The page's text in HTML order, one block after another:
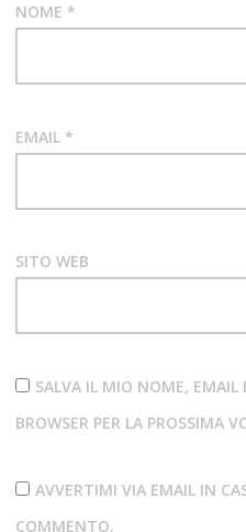
NOME *
EMAIL *
SITO WEB
SALVA IL MIO NOME, EMAIL
BROWSER PER LA PROSSIMA
AVVERTIMI VIA EMAIL IN
COMMENTO.